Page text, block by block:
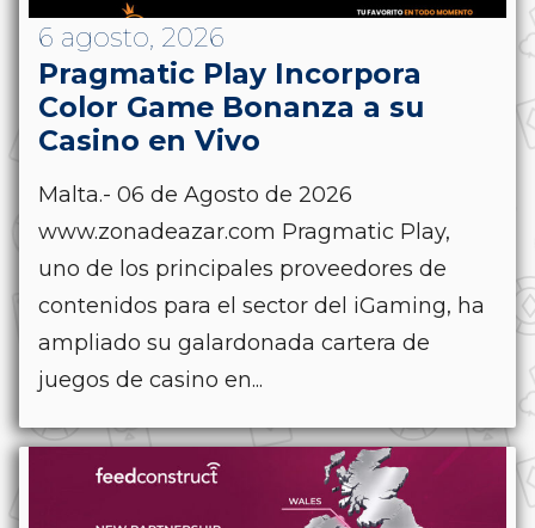
6 agosto, 2026
Pragmatic Play Incorpora
Color Game Bonanza a su
Casino en Vivo
Malta.- 06 de Agosto de 2026
www.zonadeazar.com Pragmatic Play,
uno de los principales proveedores de
contenidos para el sector del iGaming, ha
ampliado su galardonada cartera de
juegos de casino en...